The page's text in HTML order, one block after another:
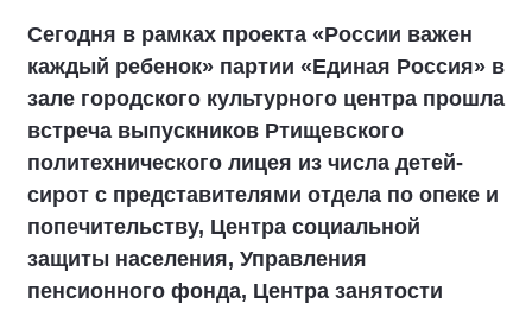
Сегодня в рамках проекта «России важен
каждый ребенок» партии «Единая Россия» в
зале городского культурного центра прошла
встреча выпускников Ртищевского
политехнического лицея из числа детей-
сирот с представителями отдела по опеке и
попечительству, Центра социальной
защиты населения, Управления
пенсионного фонда, Центра занятости